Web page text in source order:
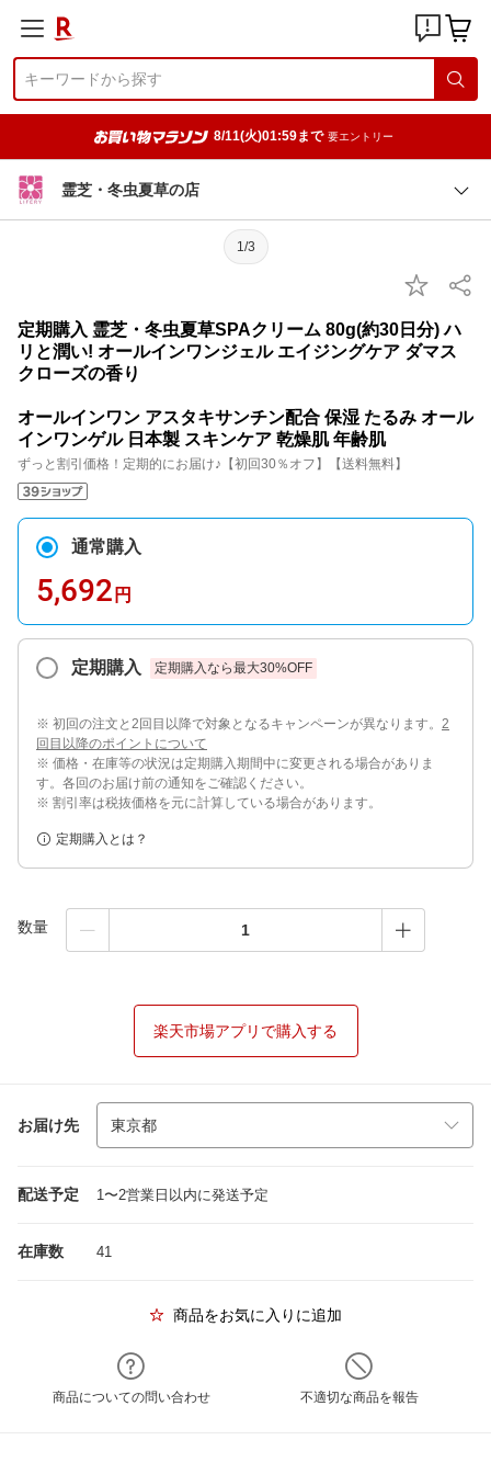
8/11(火)01:59まで 要エントリー
霊芝・冬虫夏草の店
1/3
定期購入 霊芝・冬虫夏草SPAクリーム 80g(約30日分) ハ
リと潤い! オールインワンジェル エイジングケア ダマス
クローズの香り
オールインワン アスタキサンチン配合 保湿 たるみ オール
インワンゲル 日本製 スキンケア 乾燥肌 年齢肌
ずっと割引価格！定期的にお届け♪【初回30％オフ】【送料無料】
通常購入
5,692 円
定期購入 定期購入なら最大30%OFF
※ 初回の注文と2回目以降で対象となるキャンペーンが異なります。 2
回目以降のポイントについて
※ 価格・在庫等の状況は定期購入期間中に変更される場合がありま
す。各回のお届け前の通知をご確認ください。
※ 割引率は税抜価格を元に計算している場合があります。
定期購入とは？
数量
楽天市場アプリで購入する
お届け先
配送予定 1〜2営業日以内に発送予定
在庫数 41
商品をお気に入りに追加
商品についての問い合わせ 不適切な商品を報告